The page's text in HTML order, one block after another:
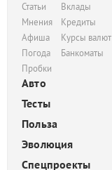
Статьи
Мнения
Афиша
Погода
Пробки
Вклады
Кредиты
Курсы валют
Банкоматы
Авто
Тесты
Польза
Эволюция
Спецпроекты